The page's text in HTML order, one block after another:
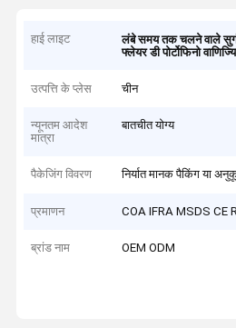
हाई लाइट लंबे समय तक चलने वाले
फ्लेयर डी पोर्टोफिनो
उत्पत्ति के प्लेस चीन
न्यूनतम आदेश
मात्रा
बातचीत योग्य
पैकेजिंग विवरण निर्यात मानक पैकिंग या
प्रमाणन COA IFRA MSDS CE
ब्रांड नाम OEM ODM